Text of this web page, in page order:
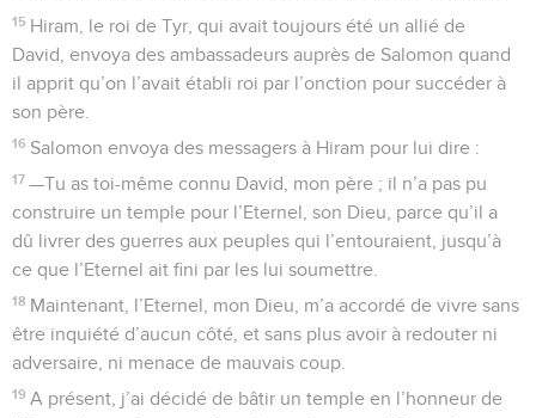
15 Hiram, le roi de Tyr, qui avait toujours été un allié de
David, envoya des ambassadeurs auprès de Salomon quand
il apprit qu’on l’avait établi roi par l’onction pour succéder à
son père.
16 Salomon envoya des messagers à Hiram pour lui dire :
17 —Tu as toi-même connu David, mon père ; il n’a pas pu
construire un temple pour l’Eternel, son Dieu, parce qu’il a
dû livrer des guerres aux peuples qui l’entouraient, jusqu’à
ce que l’Eternel ait fini par les lui soumettre.
18 Maintenant, l’Eternel, mon Dieu, m’a accordé de vivre sans
être inquiété d’aucun côté, et sans plus avoir à redouter ni
adversaire, ni menace de mauvais coup.
19 A présent, j’ai décidé de bâtir un temple en l’honneur de